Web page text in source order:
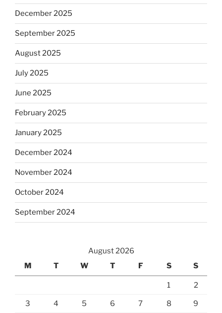
December 2025
September 2025
August 2025
July 2025
June 2025
February 2025
January 2025
December 2024
November 2024
October 2024
September 2024
August 2026
M
T W T F S S
1 2
3 4 5 6 7 8 9